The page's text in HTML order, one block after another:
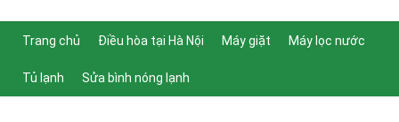
Trang chủ Điều hòa tại Hà Nội Máy giặt Máy lọc nước
Tủ lạnh Sửa bình nóng lạnh